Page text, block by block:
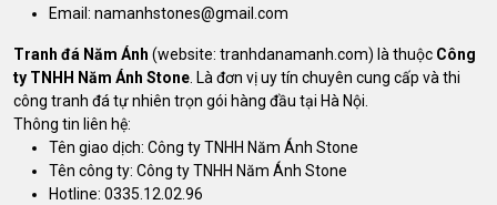
Email: namanhstones@gmail.com
Tranh đá Năm Ánh (website: tranhdanamanh.com) là thuộc Công
ty TNHH Năm Ánh Stone. Là đơn vị uy tín chuyên cung cấp và thi
công tranh đá tự nhiên trọn gói hàng đầu tại Hà Nội.
Thông tin liên hệ:
Tên giao dịch: Công ty TNHH Năm Ánh Stone
Tên công ty: Công ty TNHH Năm Ánh Stone
Hotline: 0335.12.02.96